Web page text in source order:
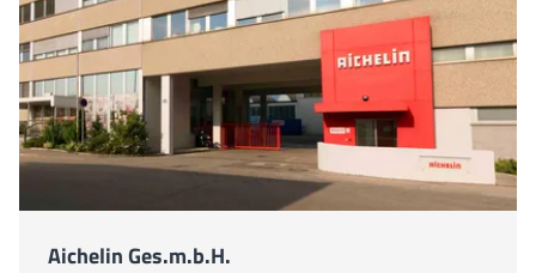
Aichelin Ges.m.b.H.